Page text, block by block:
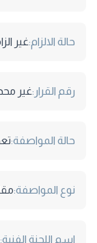
حالة الالزام:غير
رقم القرار:غير
حالة المواصفة:
نوع المواصفة:
اسم اللجنة الفنية: